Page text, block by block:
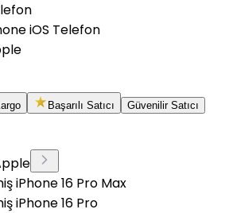
iOS Telefon
Başarılı Satıcı
Güvenilir Satıcı
iPhone 16 Pro Max
iPhone 16 Pro